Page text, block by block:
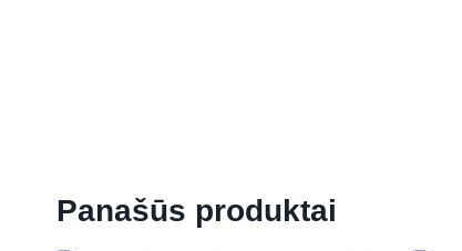
Panašūs produktai